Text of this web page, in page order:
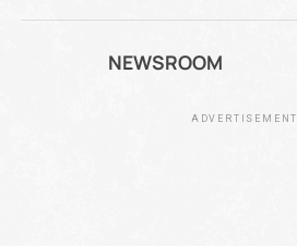
NEWSROOM
ADVERTISEMENT